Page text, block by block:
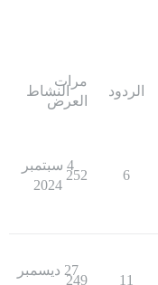
الردود
مرات
العرض
النشاط
6
252
4 سبتمبر
2024
11
249
27 ديسمبر